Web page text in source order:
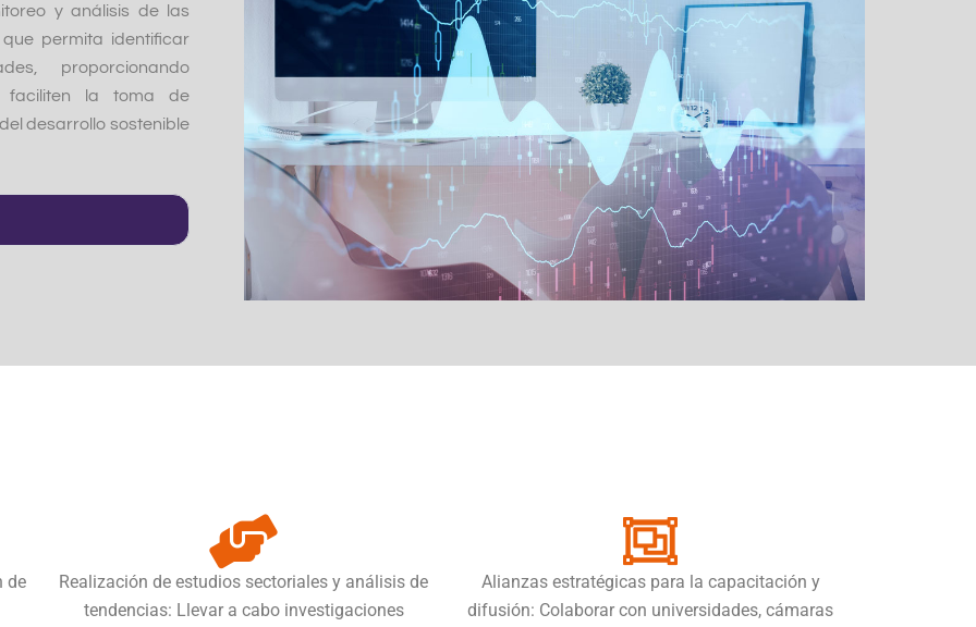
y análisis de las
permita identificar
proporcionando
faciliten la toma de
desarrollo sostenible
de
Realización de estudios sectoriales y análisis de
tendencias: Llevar a cabo investigaciones
Alianzas estratégicas para la capacitación y
difusión: Colaborar con universidades, cámaras